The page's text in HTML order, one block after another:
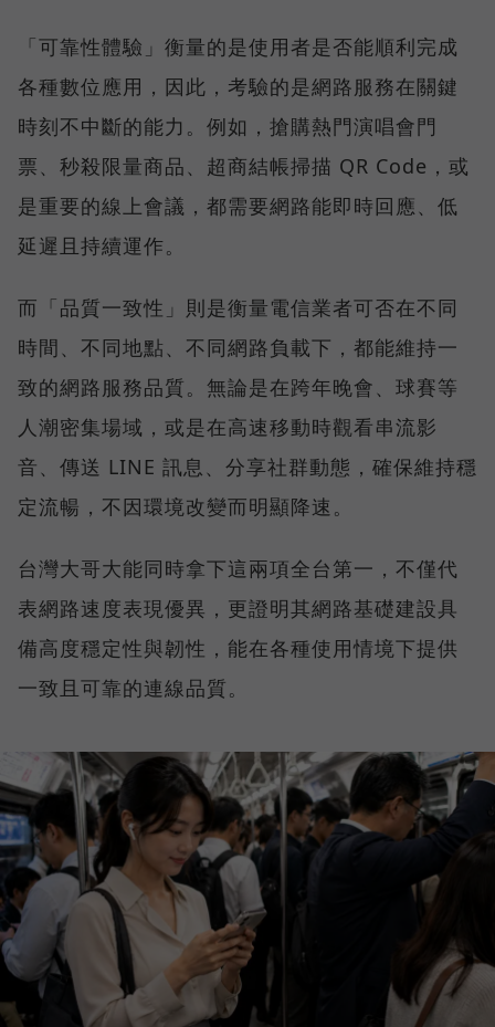
「可靠性體驗」衡量的是使用者是否能順利完成
各種數位應用，因此，考驗的是網路服務在關鍵
時刻不中斷的能力。例如，搶購熱門演唱會門
票、秒殺限量商品、超商結帳掃描 QR Code，或
是重要的線上會議，都需要網路能即時回應、低
延遲且持續運作。
而「品質一致性」則是衡量電信業者可否在不同
時間、不同地點、不同網路負載下，都能維持一
致的網路服務品質。無論是在跨年晚會、球賽等
人潮密集場域，或是在高速移動時觀看串流影
音、傳送 LINE 訊息、分享社群動態，確保維持穩
定流暢，不因環境改變而明顯降速。
台灣大哥大能同時拿下這兩項全台第一，不僅代
表網路速度表現優異，更證明其網路基礎建設具
備高度穩定性與韌性，能在各種使用情境下提供
一致且可靠的連線品質。